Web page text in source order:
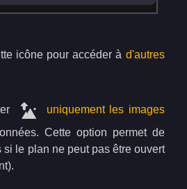
icône pour accéder à d'autres
uniquement les images
Cette option permet de
si le plan ne peut pas être ouvert